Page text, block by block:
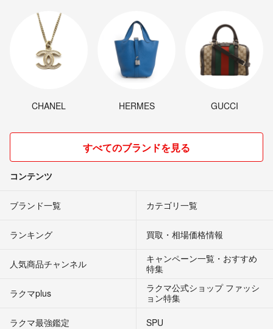
CHANEL HERMES GUCCI
すべてのブランドを見る
コンテンツ
ブランド一覧 カテゴリ一覧
ランキング 買取・相場価格情報
人気商品チャンネル
キャンペーン一覧・おすすめ
特集
ラクマplus
ラクマ公式ショップ ファッシ
ョン特集
ラクマ最強鑑定
SPU